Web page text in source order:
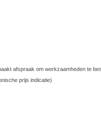
afspraak om werkzaamheden te
prijs indicatie)